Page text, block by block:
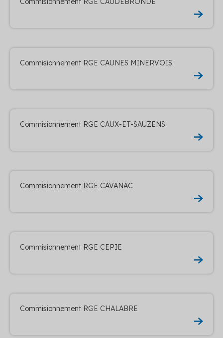
Commisionnement RGE CAUNES MINERVOIS
Commisionnement RGE CAUX-ET-SAUZENS
Commisionnement RGE CAVANAC
Commisionnement RGE CEPIE
Commisionnement RGE CHALABRE